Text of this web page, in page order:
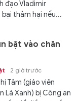
đạo Vladimir
thảm hại nếu...
bật vào chân
2 giờ trước
Tâm (giáo viên
Lá Xanh) bị Công an